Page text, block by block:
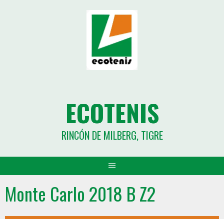
ECOTENIS
RINCÓN DE MILBERG, TIGRE
Monte Carlo 2018 B Z2